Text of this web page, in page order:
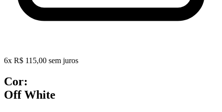
6x R$ 115,00 sem juros
Cor:
Off White